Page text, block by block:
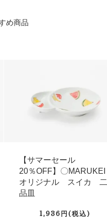
め商品
【サマーセール
20％OFF】〇MARUKEI
オリジナル スイカ 二
品皿
1,936円(税込)